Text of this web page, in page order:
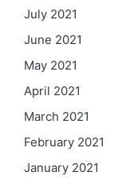
July 2021
June 2021
May 2021
April 2021
March 2021
February 2021
January 2021